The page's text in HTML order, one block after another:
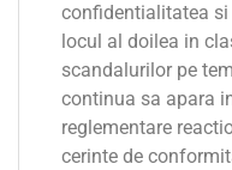
confidentialitatea si
locul al doilea in
scandalurilor pe
continua sa apara
reglementare
cerinte de